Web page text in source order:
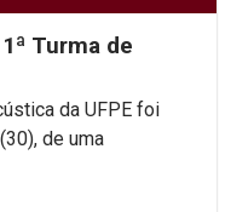
Turma de
de uma